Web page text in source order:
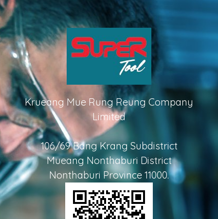
Krueang Mue Rung Reung Company
Limited
106/69 Bang Krang Subdistrict
Mueang Nonthaburi District
Nonthaburi Province 11000.